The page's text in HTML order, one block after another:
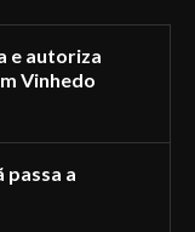
e autoriza
Vinhedo
passa a